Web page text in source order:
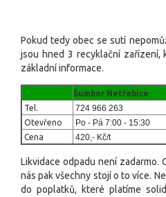
Pokud tedy obec se sutí
jsou hned 3 recyklační zařízení,
základní informace.
Šumbor Netřebice
Tel.
724 966 263
Otevřeno Po - Pá 7:00 - 15:30
Cena 420,- Kč/t
Likvidace odpadu není zadarmo.
nás pak všechny stojí o to více.
do poplatků, které platíme